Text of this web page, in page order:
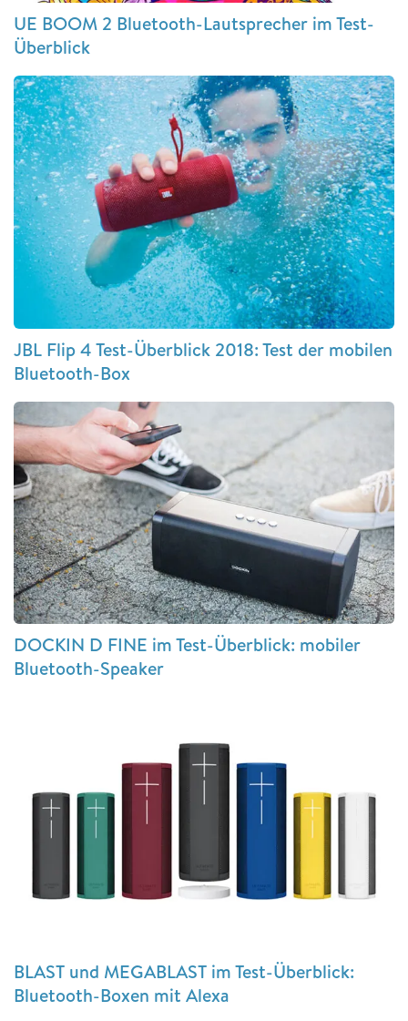
UE BOOM 2 Bluetooth-Lautsprecher im Test-
Überblick
JBL Flip 4 Test-Überblick 2018: Test der mobilen
Bluetooth-Box
DOCKIN D FINE im Test-Überblick: mobiler
Bluetooth-Speaker
BLAST und MEGABLAST im Test-Überblick:
Bluetooth-Boxen mit Alexa